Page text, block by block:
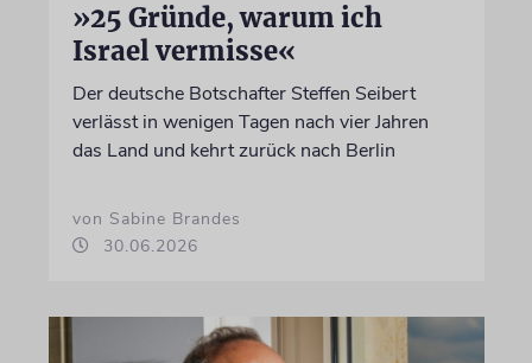
»25 Gründe, warum ich
Israel vermisse«
Der deutsche Botschafter Steffen Seibert
verlässt in wenigen Tagen nach vier Jahren
das Land und kehrt zurück nach Berlin
von Sabine Brandes
30.06.2026